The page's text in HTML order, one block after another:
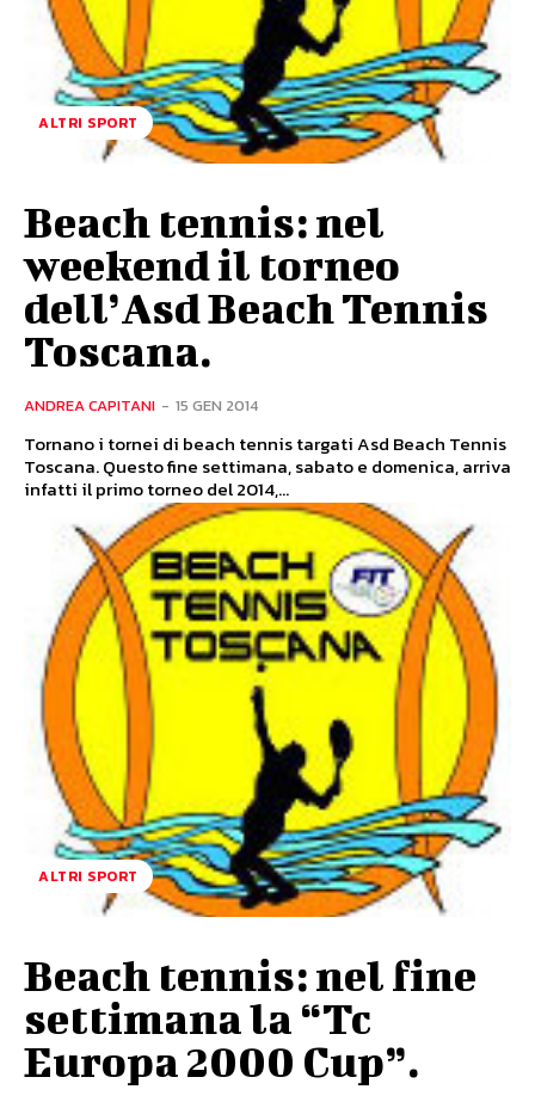
ALTRI SPORT
Beach tennis: nel
weekend il torneo
dell’Asd Beach Tennis
Toscana.
ANDREA CAPITANI - 15 GEN 2014
Tornano i tornei di beach tennis targati Asd Beach Tennis
Toscana. Questo fine settimana, sabato e domenica, arriva
infatti il primo torneo del 2014,...
ALTRI SPORT
Beach tennis: nel fine
settimana la “Tc
Europa 2000 Cup”.